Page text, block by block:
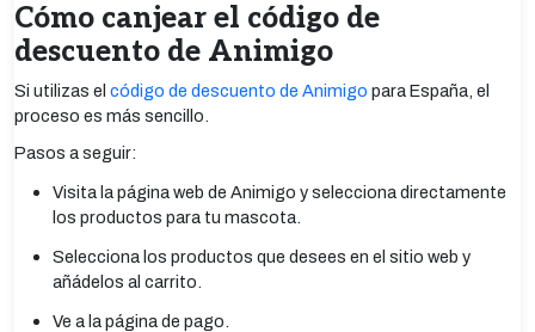
Cómo canjear el código de
descuento de Animigo
Si utilizas el código de descuento de Animigo para España, el
proceso es más sencillo.
Pasos a seguir:
Visita la página web de Animigo y selecciona directamente
los productos para tu mascota.
Selecciona los productos que desees en el sitio web y
añádelos al carrito.
Ve a la página de pago.